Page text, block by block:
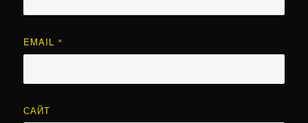
EMAIL *
САЙТ